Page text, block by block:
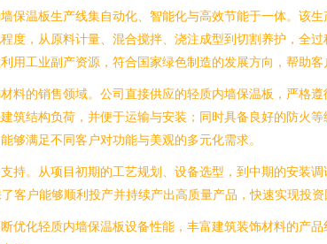
保温板生产线集自动化、智能化与高效节能于一体。该
度，从原料计量、混合搅拌、浇注成型到切割养护，全
用工业副产资源，符合国家绿色制造的发展方向，帮助客
料的销售领域。公司直接供应的轻质内墙保温板，严格
筑结构负荷，并便于运输与安装；同时具备良好的防火
够满足不同客户对功能与美观的多元化需求。
持。从项目初期的工艺规划、设备选型，到中期的安装
客户能够顺利投产并持续产出高质量产品，快速实现投资
优化轻质内墙保温板设备性能，丰富建筑装饰材料的产